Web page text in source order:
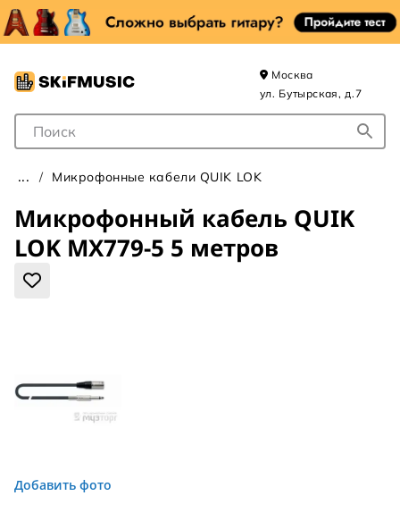
Поле для Поиска
Москва
ул. Бутырская, д.7
Микрофонные кабели QUIK LOK
Микрофонный кабель QUIK
LOK MX779-5 5 метров
Добавить фото